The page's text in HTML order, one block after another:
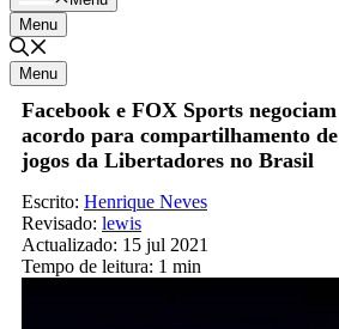
Menu
Menu
Facebook e FOX Sports negociam
acordo para compartilhamento de
jogos da Libertadores no Brasil
Escrito: Henrique Neves
Revisado: lewis
Actualizado: 15 jul 2021
Tempo de leitura: 1 min